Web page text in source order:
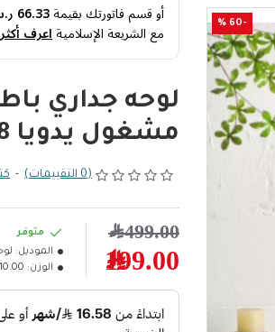
-60 % أو قسم فاتورتك بقيمة66.33 ر.س
مع الشريعة الإسلاميةاعرف أكثر
لوحه جداري
مشغول يدويا 9238
(0 التقييمات) -
199.00﷼
499.00﷼
متوفر
الموديل:
الوزن: 10.00كلغ